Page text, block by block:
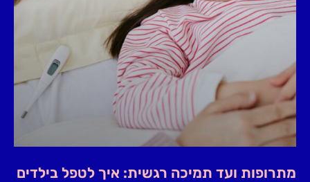
מתרופות ועד תמיכה רגשית: איך לטפל בילדים